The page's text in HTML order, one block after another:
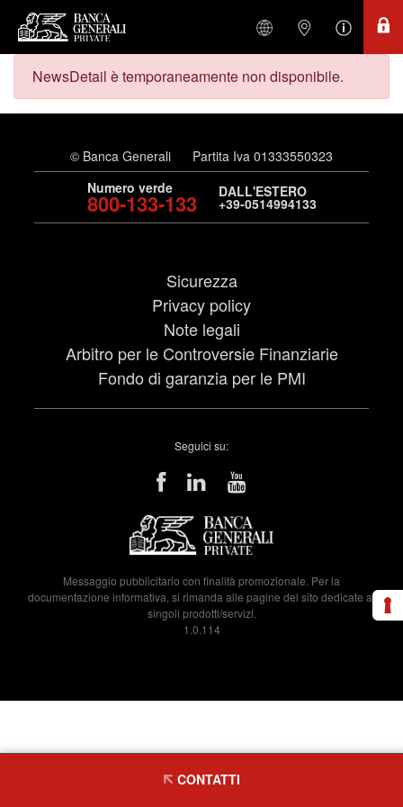
NewsDetail è temporaneamente non disponibile.
© Banca Generali
Partita Iva 01333550323
Numero verde
800-133-133 DALL'ESTERO
+39-0514994133
Sicurezza
Privacy policy
Note legali
Arbitro per le Controversie Finanziarie
Fondo di garanzia per le PMI
Seguici su:
Messaggio pubblicitario con finalità promozionale. Per la
documentazione informativa, si rimanda alle pagine del sito dedicate ai
singoli prodotti/servizi.
1.0.114
CONTATTI